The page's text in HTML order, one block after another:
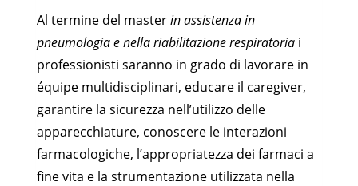
Al termine del masterin assistenza in
pneumologia e nella riabilitazione respiratoria i
professionisti saranno in grado di lavorare in
équipe multidisciplinari, educare il caregiver,
garantire la sicurezza nell’utilizzo delle
apparecchiature, conoscere le interazioni
farmacologiche, l’appropriatezza dei farmaci a
fine vita e la strumentazione utilizzata nella